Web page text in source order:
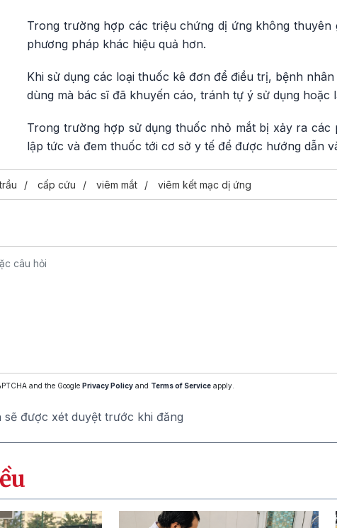
Trong trường hợp các triệu chứng dị ứng không
phương pháp khác hiệu quả hơn.
Khi sử dụng các loại thuốc kê đơn để điều trị, bệnh
dùng mà bác sĩ đã khuyến cáo, tránh tự ý sử dụng hoặc
Trong trường hợp sử dụng thuốc nhỏ mắt bị xảy ra
lập tức và đem thuốc tới cơ sở y tế để được hướng dẫn
cấp cứu viêm mắt viêm kết mạc dị ứng
and the Google Privacy Policy and Terms of Service apply.
sẽ được xét duyệt trước khi đăng